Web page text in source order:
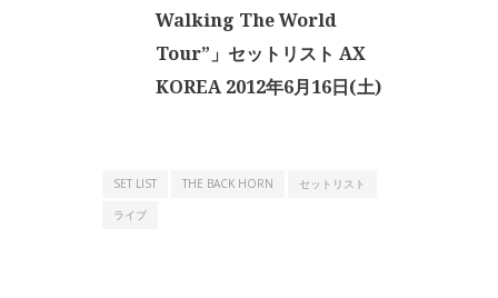
Walking The World
Tour”」セットリスト AX
KOREA 2012年6月16日(土)
SET LIST THE BACK HORN
セットリスト
ライブ